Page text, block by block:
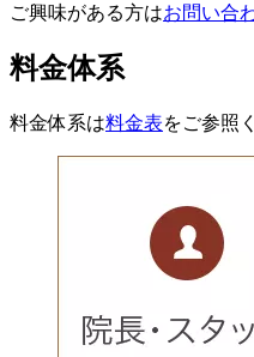
ご興味がある方はお問い合
料金体系
料金体系は料金表をご参照